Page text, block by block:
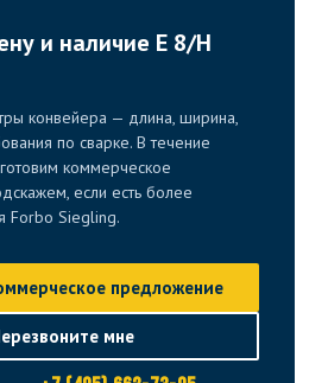
и наличие E 8/H
конвейера — длина, ширина,
по сварке. В течение
коммерческое
если есть более
Forbo Siegling.
предложение
мне